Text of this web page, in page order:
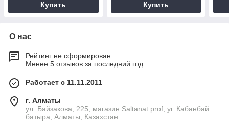
Купить Купить
О нас
Рейтинг не сформирован
Менее 5 отзывов за последний год
Работает с 11.11.2011
г. Алматы
ул. Байзакова, 225, магазин Saltanat prof, уг. Кабанбай
батыра, Алматы, Казахстан